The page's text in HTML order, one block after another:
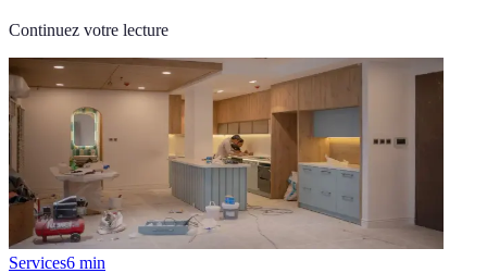
Continuez votre lecture
Services6 min